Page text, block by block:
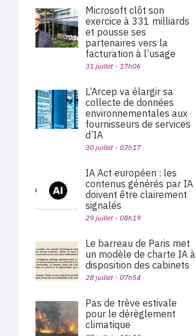
Microsoft clôt son
exercice à 331 milliards
et pousse ses
partenaires vers la
facturation à l’usage
31 juillet - 17h06
L’Arcep va élargir sa
collecte de données
environnementales aux
fournisseurs de services
d’IA
30 juillet - 07h17
IA Act européen : les
contenus générés par IA
doivent être clairement
signalés
29 juillet - 08h19
Le barreau de Paris met
un modèle de charte IA à
disposition des cabinets
28 juillet - 07h54
Pas de trève estivale
pour le dérèglement
climatique